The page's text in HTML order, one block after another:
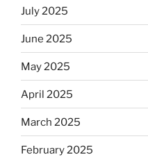
July 2025
June 2025
May 2025
April 2025
March 2025
February 2025